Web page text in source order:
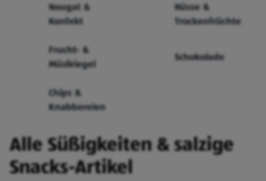
Nougat &
Konfekt
Nüsse &
Trockenfrüchte
Frucht- &
Müsliriegel
Schokolade
Chips &
Knabbereien
Alle Süßigkeiten & salzige
Snacks-Artikel